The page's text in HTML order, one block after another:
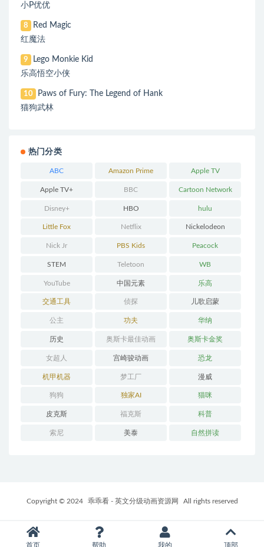
小P优优
8
Red Magic
红魔法
9
Lego Monkie Kid
乐高悟空小侠
10
Paws of Fury: The Legend of Hank
猫狗武林
热门分类
ABC Amazon Prime Apple TV
Apple TV+ BBC Cartoon Network
Disney+ HBO hulu
Little Fox Netflix Nickelodeon
Nick Jr PBS Kids Peacock
STEM Teletoon WB
YouTube 中国元素 乐高
交通工具 侦探 儿歌启蒙
公主 功夫 华纳
历史 奥斯卡最佳动画 奥斯卡金奖
女超人 宫崎骏动画 恐龙
机甲机器 梦工厂 漫威
狗狗 独家AI 猫咪
皮克斯 福克斯 科普
索尼 美泰 自然拼读
Copyright © 2024 乖乖看 - 英文分级动画资源网 All rights reserved
首页 帮助 我的 顶部